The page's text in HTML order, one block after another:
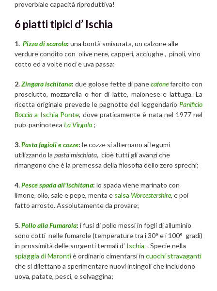
proverbiale capacità riproduttiva!
6 piatti tipici d’ Ischia
1. Pizza di scarola: una bontà smisurata, un calzone alle
verdure condito con olive nere, capperi, acciughe , pinoli, vino
cotto ed a volte noci e uva passa;
2.Zingara ischitana: due golose fette di panecafonefarcito con
prosciutto, mozzarella o fior di latte, maionese e lattuga. La
ricetta originale prevede le pagnotte del leggendario Panificio
Boccia a Ischia Ponte, dove praticamente è nata nel 1977 nel
pub-paninoteca La Virgola ;
3.Pasta fagioli e cozze: le cozze si alternano ai legumi
utilizzando la pasta mischiata, cioè tutti gli avanzi che
rimangono che è la premessa della filosofia dello zero sprechi;
4.Pesce spada all’ischitana: lo spada viene marinato con
limone, olio, sale e pepe, menta e salsa Worcestershire, e poi
fatto arrosto. Assolutamente da provare;
5.Pollo alla Fumarola: i fusi di pollo messi in fogli di alluminio
sono cotti nelle fumarole (temperature tra i 30° e i 100° gradi)
in prossimità delle sorgenti termali d’ Ischia . Specie nella
spiaggia di Marontiè ordinario cimentarsi in cuochi stravaganti
che si dilettano a sperimentare nuovi intingoli che includono
uova, patate, pesci, e selvaggina;